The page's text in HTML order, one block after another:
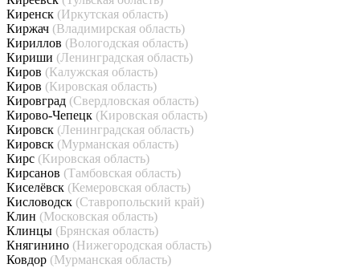
Киренск (Иркутская область)
Киржач (Владимирская область)
Кириллов (Вологодская область)
Кириши (Ленинградская область)
Киров (Калужская область)
Киров (Кировская область)
Кировград (Свердловская область)
Кирово-Чепецк (Кировская область)
Кировск (Ленинградская область)
Кировск (Мурманская область)
Кирс (Кировская область)
Кирсанов (Тамбовская область)
Киселёвск (Кемеровская область)
Кисловодск (Ставропольский край)
Клин (Московская область)
Клинцы (Брянская область)
Княгинино (Нижегородская область)
Ковдор (Мурманская область)